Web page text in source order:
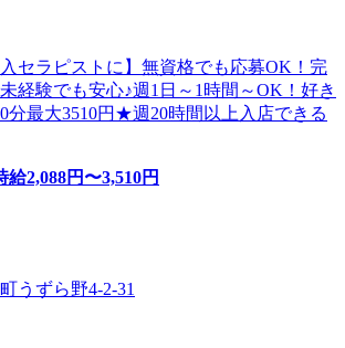
入セラピストに】無資格でも応募OK！完
経験でも安心♪週1日～1時間～OK！好き
分最大3510円★週20時間以上入店できる
給2,088円〜3,510円
うずら野4-2-31